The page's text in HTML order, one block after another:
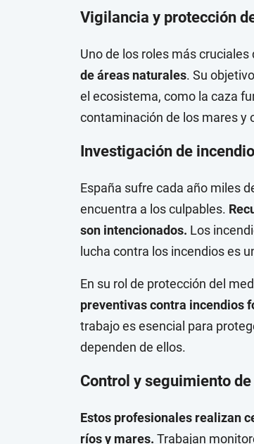
Vigilancia y protección
Uno de los roles más
de áreas naturales. Su
el ecosistema, como la caza
contaminación de los mares y
Investigación de
España sufre cada año miles
encuentra a los culpables.
son intencionados. Los
lucha contra los incendios es
En su rol de protección del
preventivas contra incendios
trabajo es esencial para
dependen de ellos.
Control y seguimiento
Estos profesionales realizan
ríos y mares. Trabajan